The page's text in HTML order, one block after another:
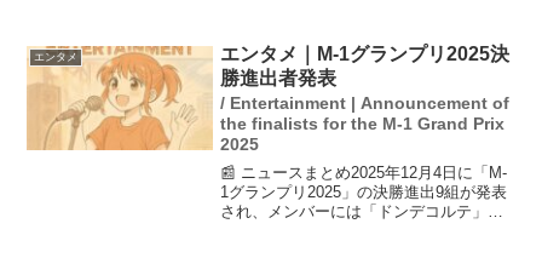
と述べた。万博に対する投稿は徐々に肯
定的な意見が増え、感...
エンタメ
エンタメ｜M-1グランプリ2025決
勝進出者発表
/ Entertainment | Announcement of
the finalists for the M-1 Grand Prix
2025
📰 ニュースまとめ2025年12月4日に「M-
1グランプリ2025」の決勝進出9組が発表
され、メンバーには「ドンデコルテ」